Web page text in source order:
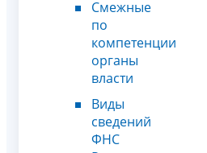
Смежные
по
компетенции
органы
власти
Виды
сведений
ФНС